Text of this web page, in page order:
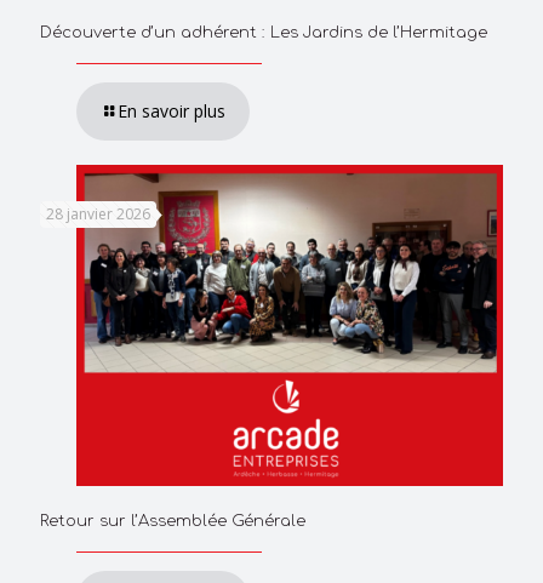
Découverte d’un adhérent : Les Jardins de l’Hermitage
En savoir plus
28 janvier 2026
Retour sur l’Assemblée Générale